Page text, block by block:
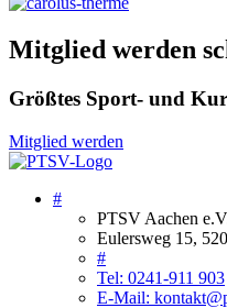
Mitglied werden
Größtes Sport- und
Mitglied werden
#
PTSV Aachen
Eulersweg 15,
#
Tel: 0241-911 903
E-Mail: